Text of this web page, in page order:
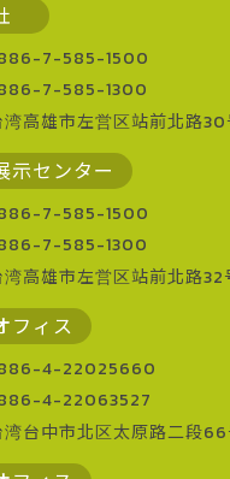
7-585-1500
7-585-1300
湾高雄市左営区站前北路30
示センター
7-585-1500
7-585-1300
湾高雄市左営区站前北路32
フィス
4-22025660
4-22063527
湾台中市北区太原路二段66